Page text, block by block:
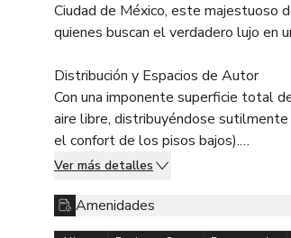
Ciudad de México, este majestuoso
quienes buscan el verdadero lujo en
Distribución y Espacios de Autor
Con una imponente superficie total
aire libre, distribuyéndose
el confort de los pisos bajos).
Espaciosa estancia con vistas
Ver más detalles
Amenidades